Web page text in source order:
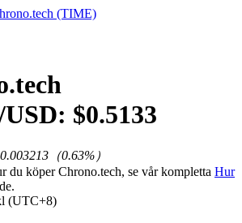
(TIME)
USD: $0.5133
（0.63%）
du köper Chrono.tech, se vår kompletta Hur
(UTC+8)